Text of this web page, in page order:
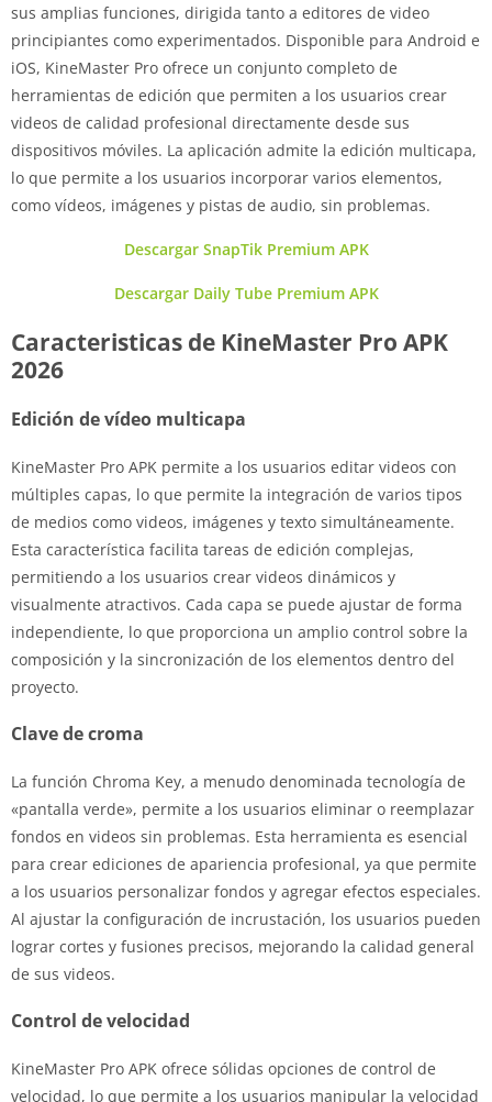
sus amplias funciones, dirigida tanto a editores de video
principiantes como experimentados. Disponible para Android e
iOS, KineMaster Pro ofrece un conjunto completo de
herramientas de edición que permiten a los usuarios crear
videos de calidad profesional directamente desde sus
dispositivos móviles. La aplicación admite la edición multicapa,
lo que permite a los usuarios incorporar varios elementos,
como vídeos, imágenes y pistas de audio, sin problemas.
Descargar SnapTik Premium APK
Descargar Daily Tube Premium APK
Caracteristicas de KineMaster Pro APK
2026
Edición de vídeo multicapa
KineMaster Pro APK permite a los usuarios editar videos con
múltiples capas, lo que permite la integración de varios tipos
de medios como videos, imágenes y texto simultáneamente.
Esta característica facilita tareas de edición complejas,
permitiendo a los usuarios crear videos dinámicos y
visualmente atractivos. Cada capa se puede ajustar de forma
independiente, lo que proporciona un amplio control sobre la
composición y la sincronización de los elementos dentro del
proyecto.
Clave de croma
La función Chroma Key, a menudo denominada tecnología de
«pantalla verde», permite a los usuarios eliminar o reemplazar
fondos en videos sin problemas. Esta herramienta es esencial
para crear ediciones de apariencia profesional, ya que permite
a los usuarios personalizar fondos y agregar efectos especiales.
Al ajustar la configuración de incrustación, los usuarios pueden
lograr cortes y fusiones precisos, mejorando la calidad general
de sus videos.
Control de velocidad
KineMaster Pro APK ofrece sólidas opciones de control de
velocidad, lo que permite a los usuarios manipular la velocidad